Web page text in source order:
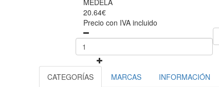
MEDELA
20.64€
Precio con IVA incluido
CATEGORÍAS MARCAS
INFORMACIÓN